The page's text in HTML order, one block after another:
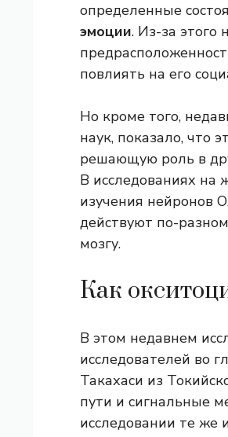
определенные
эмоции. Из-за этого
повлиять на его
Но кроме того,
наук, показало, что
решающую роль в
В исследованиях на
изучения нейронов
действуют по-
мозгу.
Как
В этом недавнем
исследователей во
Такахаси из
пути и сигнальные
исследовании те же